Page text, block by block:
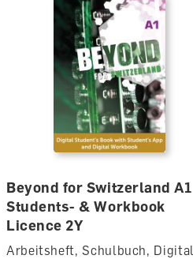
Beyond for Switzerland A1
Students- & Workbook
Licence 2Y
Arbeitsheft, Schulbuch, Digital